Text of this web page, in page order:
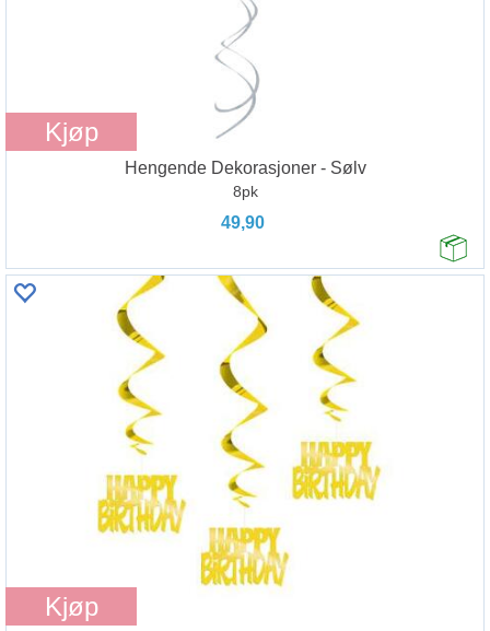
Kjøp
Hengende Dekorasjoner - Sølv
8pk
49,90
Kjøp